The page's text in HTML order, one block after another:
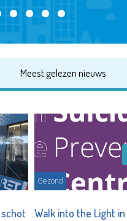
Meest gelezen nieuws
Gezond
Walk into the Light in